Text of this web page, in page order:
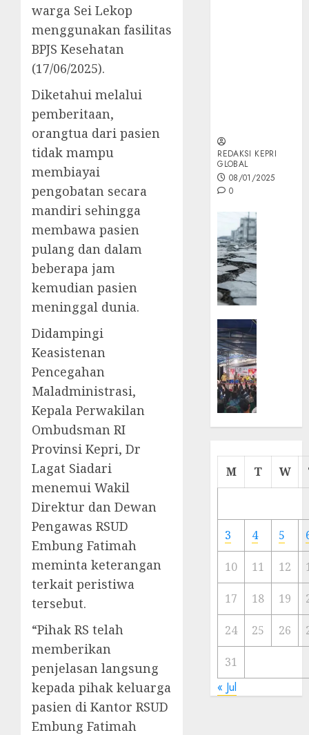
warga Sei Lekop
menggunakan fasilitas
BPJS Kesehatan
(17/06/2025).
Diketahui melalui
pemberitaan,
orangtua dari pasien
tidak mampu
membiayai
pengobatan secara
mandiri sehingga
membawa pasien
pulang dan dalam
beberapa jam
kemudian pasien
meninggal dunia.
Didampingi
Keasistenan
Pencegahan
Maladministrasi,
Kepala Perwakilan
Ombudsman RI
Provinsi Kepri, Dr
Lagat Siadari
menemui Wakil
Direktur dan Dewan
Pengawas RSUD
Embung Fatimah
meminta keterangan
terkait peristiwa
tersebut.
“Pihak RS telah
memberikan
penjelasan langsung
kepada pihak keluarga
pasien di Kantor RSUD
Embung Fatimah
REDAKSI KEPRI
GLOBAL
08/01/2025
0
Cermin
Ibu
Kota
23/11/
M T W
3 4 5
10 11 12
17 18 19
24 25 26
31
« Jul